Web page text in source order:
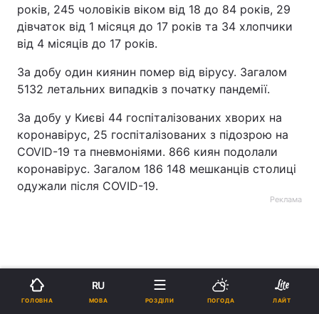
років, 245 чоловіків віком від 18 до 84 років, 29
дівчаток від 1 місяця до 17 років та 34 хлопчики
від 4 місяців до 17 років.
За добу один киянин помер від вірусу. Загалом
5132 летальних випадків з початку пандемії.
За добу у Києві 44 госпіталізованих хворих на
коронавірус, 25 госпіталізованих з підозрою на
COVID-19 та пневмоніями. 866 киян подолали
коронавірус. Загалом 186 148 мешканців столиці
одужали після COVID-19.
Реклама
ГОЛОВНА
RU
МОВА РОЗДІЛИ ПОГОДА ЛАЙТ